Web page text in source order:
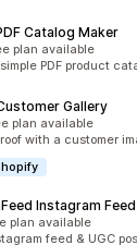
Catalog Maker
plan available
PDF product
Gallery
plan available
with a customer
Instagram Feed
plan available
feed & UGC